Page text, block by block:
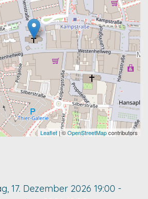
Leaflet| ©OpenStreetMapcontributors
17. Dezember 2026 19:00 -